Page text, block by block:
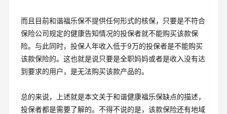
而且目前和谐福乐保不提供任何形式的核保，只要是不符合
保险公司规定的健康告知情况的投保者就不能购买该款保
险。与此同时，投保人年收入低于9万的投保者是不能购买
该款保险的。这也就是说只要是全职妈妈或者是收入没有达
到要求的用户，是无法购买该款产品的。
总的来说，上述就是本文关于和谐健康福乐保缺点的描述，
投保者都是需要了解的。不得不说的是，该款保险还有地域